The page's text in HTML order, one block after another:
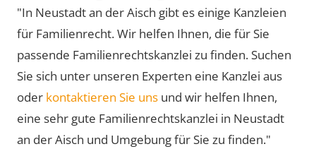
"In Neustadt an der Aisch gibt es einige Kanzleien
für Familienrecht. Wir helfen Ihnen, die für Sie
passende Familienrechtskanzlei zu finden. Suchen
Sie sich unter unseren Experten eine Kanzlei aus
oder kontaktieren Sie uns und wir helfen Ihnen,
eine sehr gute Familienrechtskanzlei in Neustadt
an der Aisch und Umgebung für Sie zu finden."